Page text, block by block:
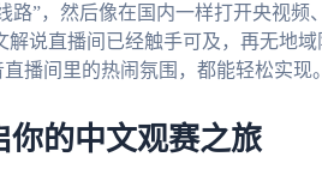
路”，然后像在国内一样打开央视频
解说直播间已经触手可及，再无地
播间里的热闹氛围，都能轻松实现。
你的中文观赛之旅